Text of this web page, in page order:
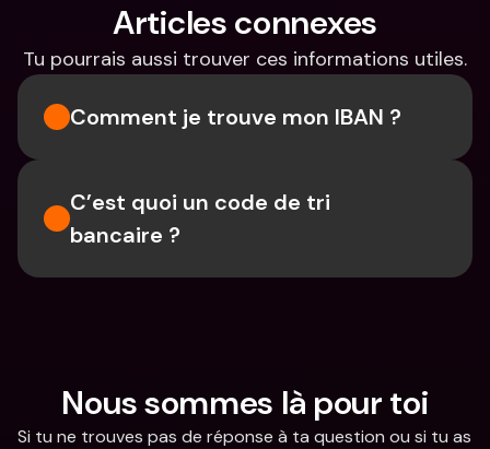
Articles connexes
Tu pourrais aussi trouver ces informations utiles.
Comment je trouve mon IBAN ?
C’est quoi un code de tri
bancaire ?
Nous sommes là pour toi
Si tu ne trouves pas de réponse à ta question ou si tu as